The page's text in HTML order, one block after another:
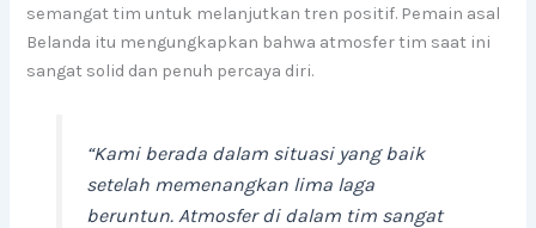
semangat tim untuk melanjutkan tren positif. Pemain asal
Belanda itu mengungkapkan bahwa atmosfer tim saat ini
sangat solid dan penuh percaya diri.
“Kami berada dalam situasi yang baik
setelah memenangkan lima laga
beruntun. Atmosfer di dalam tim sangat